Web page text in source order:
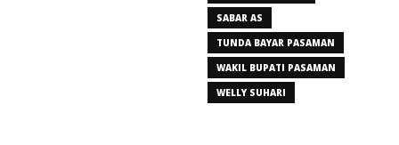
SABAR AS
TUNDA BAYAR PASAMAN
WAKIL BUPATI PASAMAN
WELLY SUHARI